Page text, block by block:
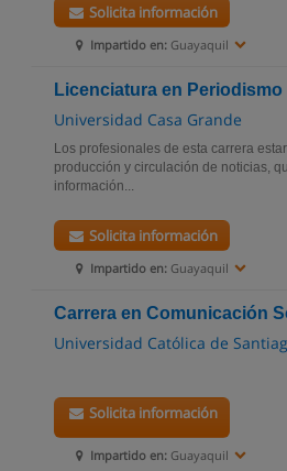
Impartido en: Guayaquil
Solicita información
Licenciatura en Periodismo
Universidad Casa Grande
Los profesionales de esta carrera
producción y circulación de noticias,
información...
Impartido en: Guayaquil
Solicita información
Carrera en Comunicación
Universidad Católica de
Impartido en: Guayaquil
Solicita información